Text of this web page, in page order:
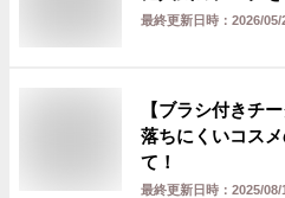
最終更新日時： 2026/05/
【ブラシ付きチ
落ちにくいコス
て！
最終更新日時： 2025/08/